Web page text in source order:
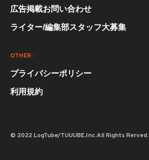
広告掲載お問い合わせ
ライター/編集部スタッフ大募集
OTHER :
プライバシーポリシー
利用規約
© 2022 LogTube/TUUUBE,Inc.All Rights Rerved.